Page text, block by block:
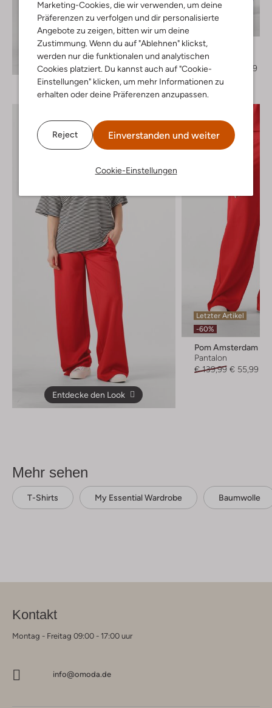
Marketing-Cookies, die wir verwenden, um deine
Präferenzen zu verfolgen und dir personalisierte
Angebote zu zeigen, bitten wir um deine
Zustimmung. Wenn du auf "Ablehnen" klickst,
werden nur die funktionalen und analytischen
Cookies platziert. Du kannst auch auf "Cookie-
Einstellungen" klicken, um mehr Informationen zu
erhalten oder deine Präferenzen anzupassen.
Reject Einverstanden und weiter
Cookie-Einstellungen
Entdecke den Look
Abrand Jeans
Wide jeans
€ 119,99
€ 47,99
Entdecke den Look
Letzter Artikel
-60%
Pom Amsterdam
Pantalon
€ 139,99 € 55,99
Mehr sehen
T-Shirts My Essential Wardrobe Baumwolle
Kontakt
Montag - Freitag 09:00 - 17:00 uur
info@omoda.de